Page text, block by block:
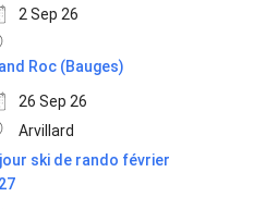
2 Sep 26
Roc (Bauges)
26 Sep 26
Arvillard
ski de rando février